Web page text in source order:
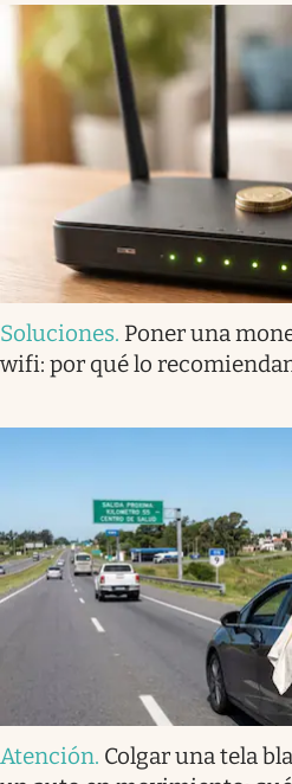
Soluciones. Poner una
wifi: por qué lo
Atención. Colgar una tela